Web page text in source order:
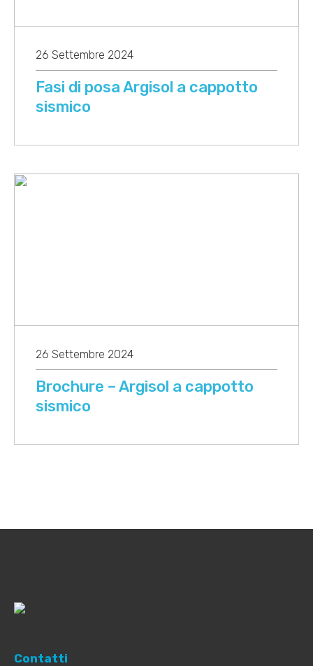
26 Settembre 2024
Fasi di posa Argisol a cappotto
sismico
26 Settembre 2024
Brochure – Argisol a cappotto
sismico
Contatti